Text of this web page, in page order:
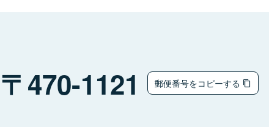
470-1121 郵便番号をコピーする